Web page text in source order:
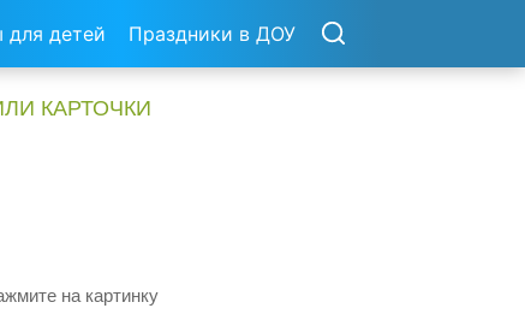
для детей Праздники в ДОУ
КАРТОЧКИ
на картинку